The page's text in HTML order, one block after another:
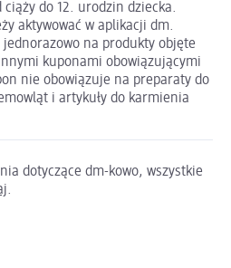
do 12. urodzin dziecka.
aktywować w aplikacji dm.
na produkty objęte
kuponami obowiązującymi
nie obowiązuje na preparaty do
i artykuły do karmienia
dotyczące dm-kowo, wszystkie
.